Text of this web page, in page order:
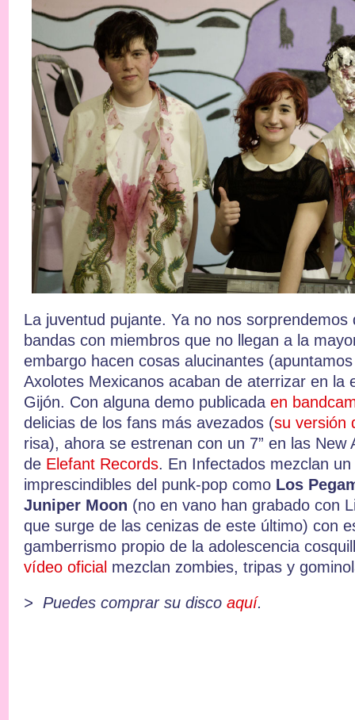
La juventud pujante. Ya no nos sorprendemos
bandas con miembros que no llegan a la
embargo hacen cosas alucinantes
Axolotes Mexicanos acaban de aterrizar en la
Gijón. Con alguna demo publicada en
delicias de los fans más avezados (su versión
risa), ahora se estrenan con un 7” en las New
de Elefant Records. En Infectados mezclan
imprescindibles del punk-pop como Los
Juniper Moon (no en vano han grabado con
que surge de las cenizas de este último) con
gamberrismo propio de la adolescencia
vídeo oficialmezclan zombies, tripas y
> Puedes comprar su disco aquí.